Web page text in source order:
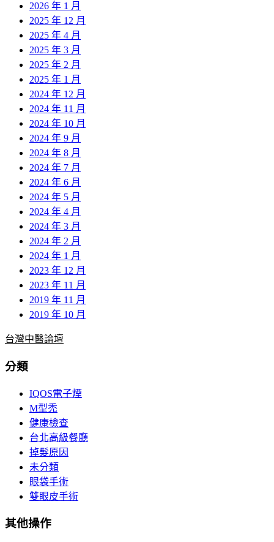
2026 年 1 月
2025 年 12 月
2025 年 4 月
2025 年 3 月
2025 年 2 月
2025 年 1 月
2024 年 12 月
2024 年 11 月
2024 年 10 月
2024 年 9 月
2024 年 8 月
2024 年 7 月
2024 年 6 月
2024 年 5 月
2024 年 4 月
2024 年 3 月
2024 年 2 月
2024 年 1 月
2023 年 12 月
2023 年 11 月
2019 年 11 月
2019 年 10 月
台灣中醫論壇
分類
IQOS電子煙
M型禿
健康檢查
台北高級餐廳
掉髮原因
未分類
眼袋手術
雙眼皮手術
其他操作